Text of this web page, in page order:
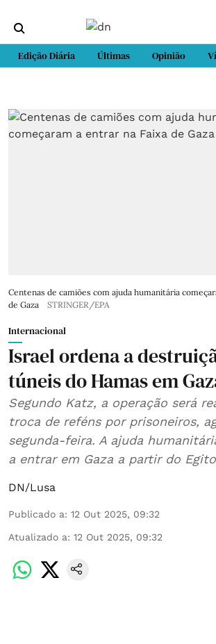
Edição Diária Últimas Opinião
Centenas de camiões com ajuda humanitária
de Gaza
STRINGER/EPA
Internacional
Israel ordena a
túneis do Hamas em
Segundo Katz, a operação será
troca de reféns por prisoneiros,
segunda-feira. A ajuda
a entrar em Gaza a partir do
DN/Lusa
Publicado a: 12 Out 2025, 09:32
Atualizado a: 12 Out 2025, 09:32